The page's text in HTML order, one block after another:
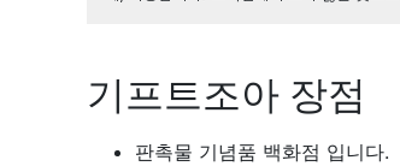
기프트조아 장점
판촉물 기념품 백화점 입니다.